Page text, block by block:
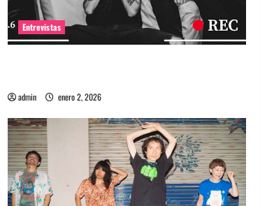
Entrevistas
admin enero 2, 2026